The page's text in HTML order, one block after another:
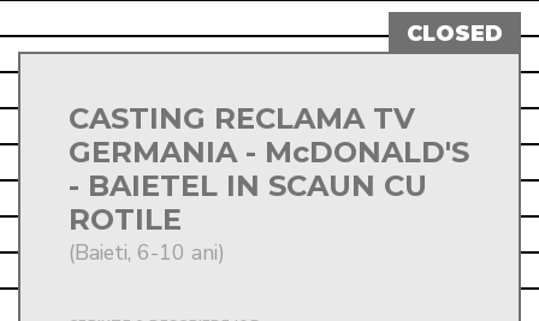
CASTING RECLAMA TV
GERMANIA - McDONALD'S
- BAIETEL IN SCAUN CU
ROTILE
(Baieti, 6-10 ani)